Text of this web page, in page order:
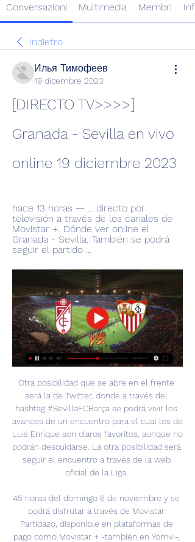
Conversazioni Multimedia Membri Info
Indietro
Илья Тимофеев
19 dicembre 2023
[DIRECTO TV>>>>]
Granada - Sevilla en vivo
online 19 diciembre 2023
hace 13 horas — ... directo por
televisión a través de los canales de
Movistar +. Dónde ver online el
Granada - Sevilla. También se podrá
seguir el partido ...
Otra posibilidad que se abre en el frente
será la de Twitter, donde a través del
hashtag #SevillaFCBarça se podrá vivir los
avances de un encuentro para el cual los de
Luis Enrique son claros favoritos, aunque no
podrán descuidarse. La otra posibilidad será
seguir el encuentro a través de la web
oficial de la Liga.
45 horas del domingo 6 de noviembre y se
podrá disfrutar a través de Movistar
Partidazo, disponible en plataformas de
pago como Movistar + -también en Yomvi-,